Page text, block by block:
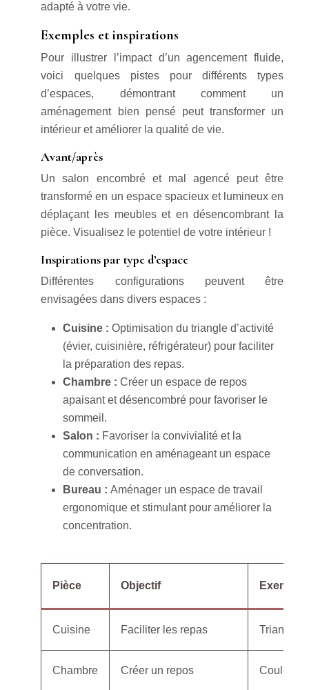
adapté à votre vie.
Exemples et inspirations
Pour illustrer l’impact d’un agencement fluide,
voici quelques pistes pour différents types
d’espaces, démontrant comment un
aménagement bien pensé peut transformer un
intérieur et améliorer la qualité de vie.
Avant/après
Un salon encombré et mal agencé peut être
transformé en un espace spacieux et lumineux en
déplaçant les meubles et en désencombrant la
pièce. Visualisez le potentiel de votre intérieur !
Inspirations par type d’espace
Différentes configurations peuvent être
envisagées dans divers espaces :
Cuisine :Optimisation du triangle d’activité
(évier, cuisinière, réfrigérateur) pour faciliter
la préparation des repas.
Chambre :Créer un espace de repos
apaisant et désencombré pour favoriser le
sommeil.
Salon : Favoriser la convivialité et la
communication en aménageant un espace
de conversation.
Bureau :Aménager un espace de travail
ergonomique et stimulant pour améliorer la
concentration.
Pièce Objectif Exemple
Cuisine Faciliter les repas Triangle
Chambre Créer un repos Couleurs